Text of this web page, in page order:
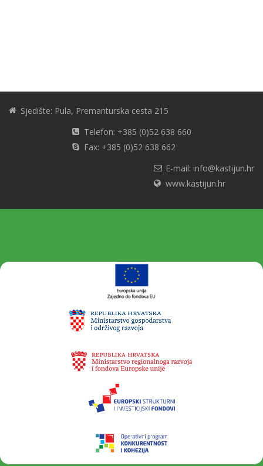
Sjedište: Pula, Premanturska cesta 215
Telefon: +385 (0)52 638 660
Fax: +385 (0)52 638 662
E-mail: info@kastijun.hr
www.kastijun.hr